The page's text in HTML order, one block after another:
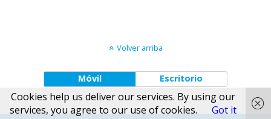
Volver arriba
Móvil Escritorio
Cookies help us deliver our services. By using our
services, you agree to our use of cookies.
Got it